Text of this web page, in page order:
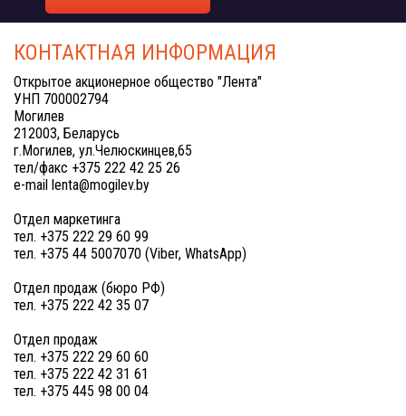
КОНТАКТНАЯ ИНФОРМАЦИЯ
Открытое акционерное общество "Лента"
УНП 700002794
Могилев
212003, Беларусь
г.Могилев, ул.Челюскинцев,65
тел/факс +375 222 42 25 26
e-mail lenta@mogilev.by
Отдел маркетинга
тел. +375 222 29 60 99
тел. +375 44 5007070 (Viber, WhatsApp)
Отдел продаж (бюро РФ)
тел. +375 222 42 35 07
Отдел продаж
тел. +375 222 29 60 60
тел. +375 222 42 31 61
тел. +375 445 98 00 04